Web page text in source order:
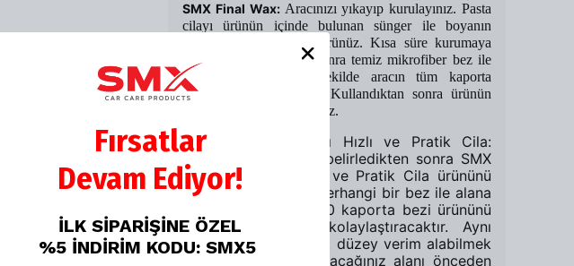
SMX Final Wax: Aracınızı yıkayıp kurulayınız. Pasta
cilayı ürünün içinde bulunan sünger ile boyanın
üzerine eşit miktarda sürünüz. Kısa süre kurumaya
bırakınız. Kuruduktan sonra temiz mikrofiber bez ile
siliniz.Tavsiye edilen şekilde aracın tüm kaporta
parçalarına uygulayınız. Kullandıktan sonra ürünün
kapağını açık bırakmayınız.
SMX Seramik Katkılı Hızlı ve Pratik Cila:
Kullanacağınız alanı belirledikten sonra SMX
Seramik Katkılı Hızlı ve Pratik Cila ürününü
alana püskürtün ve herhangi bir bez ile alana
yedirin. Burada 50*70 kaporta bezi ürününü
kullanmanız işinizi kolaylaştıracaktır. Aynı
zamanda üründen üst düzey verim alabilmek
adına, uygulama yapacağınız alanı önceden
Fırsatlar
Devam Ediyor!
İLK SİPARİŞİNE ÖZEL
%5 İNDİRİM KODU: SMX5